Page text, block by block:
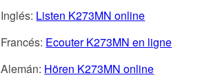
Listen K273MN online
Ecouter K273MN en ligne
Hören K273MN online